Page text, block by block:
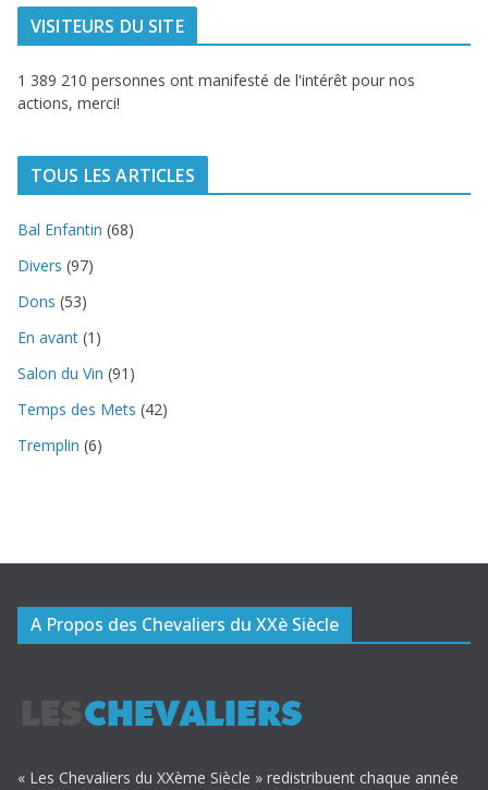
VISITEURS DU SITE
1 389 210 personnes ont manifesté de l'intérêt pour nos
actions, merci!
TOUS LES ARTICLES
Bal Enfantin (68)
Divers (97)
Dons (53)
En avant (1)
Salon du Vin (91)
Temps des Mets (42)
Tremplin (6)
A Propos des Chevaliers du XXè Siècle
« Les Chevaliers du XXème Siècle » redistribuent chaque année